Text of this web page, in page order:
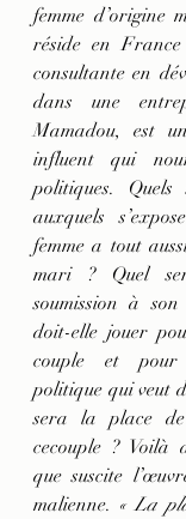
femme d’origine
réside en
consultante en
dans une
Mamadou, est
influent qui
politiques. Quels
auxquels
femme a tout
mari ? Quel
soumission à
doit-elle jouer
couple et pour
politique qui veut
sera la place
cecouple ? Voilà
que suscite
malienne. « La